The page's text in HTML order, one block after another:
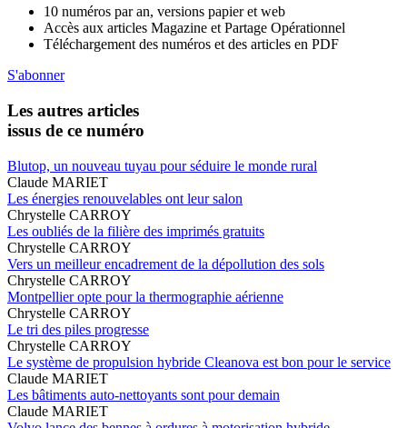
10 numéros par an, versions papier et web
Accès aux articles Magazine et Partage Opérationnel
Téléchargement des numéros et des articles en PDF
S'abonner
Les autres articles
issus de ce numéro
Blutop, un nouveau tuyau pour séduire le monde rural
Claude MARIET
Les énergies renouvelables ont leur salon
Chrystelle CARROY
Les oubliés de la filière des imprimés gratuits
Chrystelle CARROY
Vers un meilleur encadrement de la dépollution des sols
Chrystelle CARROY
Montpellier opte pour la thermographie aérienne
Chrystelle CARROY
Le tri des piles progresse
Chrystelle CARROY
Le système de propulsion hybride Cleanova est bon pour le service
Claude MARIET
Les bâtiments auto-nettoyants sont pour demain
Claude MARIET